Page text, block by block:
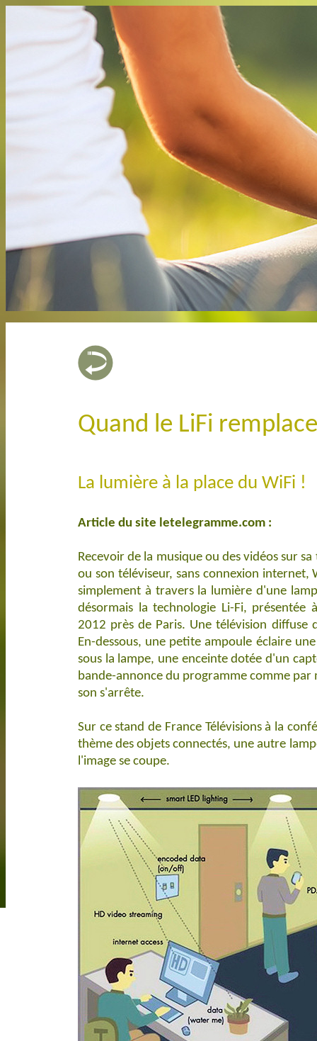
Quand le LiFi
La lumière à la place du WiFi !
Article du site letelegramme.com :
Recevoir de la musique ou des vidéos sur
ou son téléviseur, sans connexion internet,
simplement à travers la lumière d'une
désormais la technologie Li-Fi, présentée
2012 près de Paris. Une télévision diffuse
En-dessous, une petite ampoule éclaire
sous la lampe, une enceinte dotée d'un
bande-annonce du programme comme par
son s'arrête.
Sur ce stand de France Télévisions à la
thème des objets connectés, une autre
l'image se coupe.